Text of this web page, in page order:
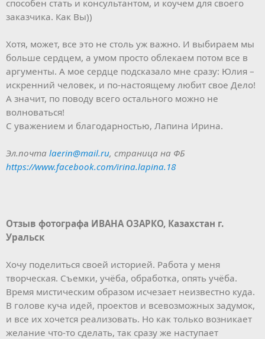
способен стать и консультантом, и коучем для своего
заказчика. Как Вы))
Хотя, может, все это не столь уж важно. И выбираем мы
больше сердцем, а умом просто облекаем потом все в
аргументы. А мое сердце подсказало мне сразу: Юлия –
искренний человек, и по-настоящему любит свое Дело!
А значит, по поводу всего остального можно не
волноваться!
С уважением и благодарностью, Лапина Ирина.
Эл.почта laerin@mail.ru, страница на ФБ
https://www.facebook.com/irina.lapina.18
Отзыв фотографа ИВАНА ОЗАРКО, Казахстан г.
Уральск
Хочу поделиться своей историей. Работа у меня
творческая. Съемки, учёба, обработка, опять учёба.
Время мистическим образом исчезает неизвестно куда.
В голове куча идей, проектов и всевозможных задумок,
и все их хочется реализовать. Но как только возникает
желание что-то сделать, так сразу же наступает